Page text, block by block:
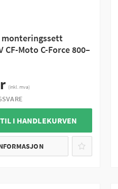
monteringssett
CF-Moto C-Force 800–
(inkl. mva)
I HANDLEKURVEN